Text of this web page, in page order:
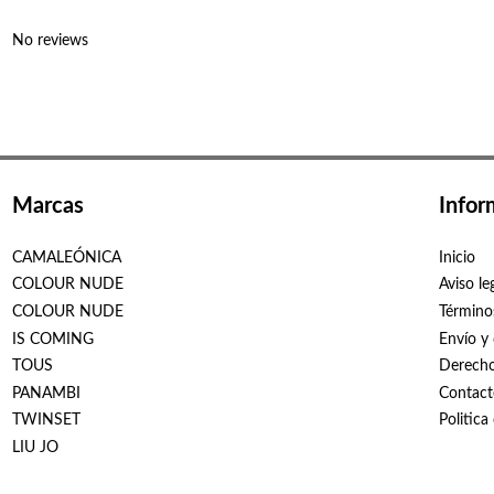
No reviews
Marcas
CAMALEÓNICA
COLOUR NUDE
COLOUR NUDE
IS COMING
TOUS
PANAMBI
TWINSET
LIU JO
Inicio
Aviso
Envío y
Politica